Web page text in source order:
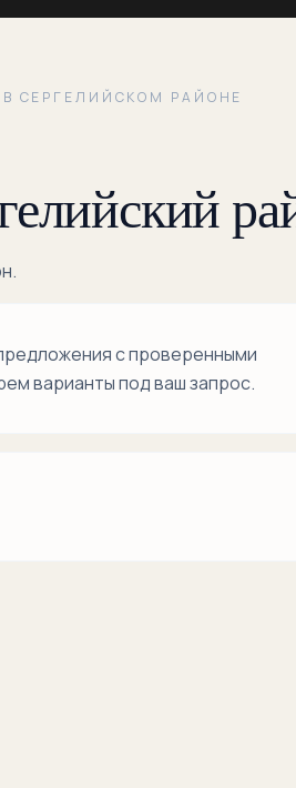
Олтин Водий
Сергели-2
СЕРГЕЛИЙСКОМ РАЙОНЕ
с проверенными
варианты под ваш запрос.